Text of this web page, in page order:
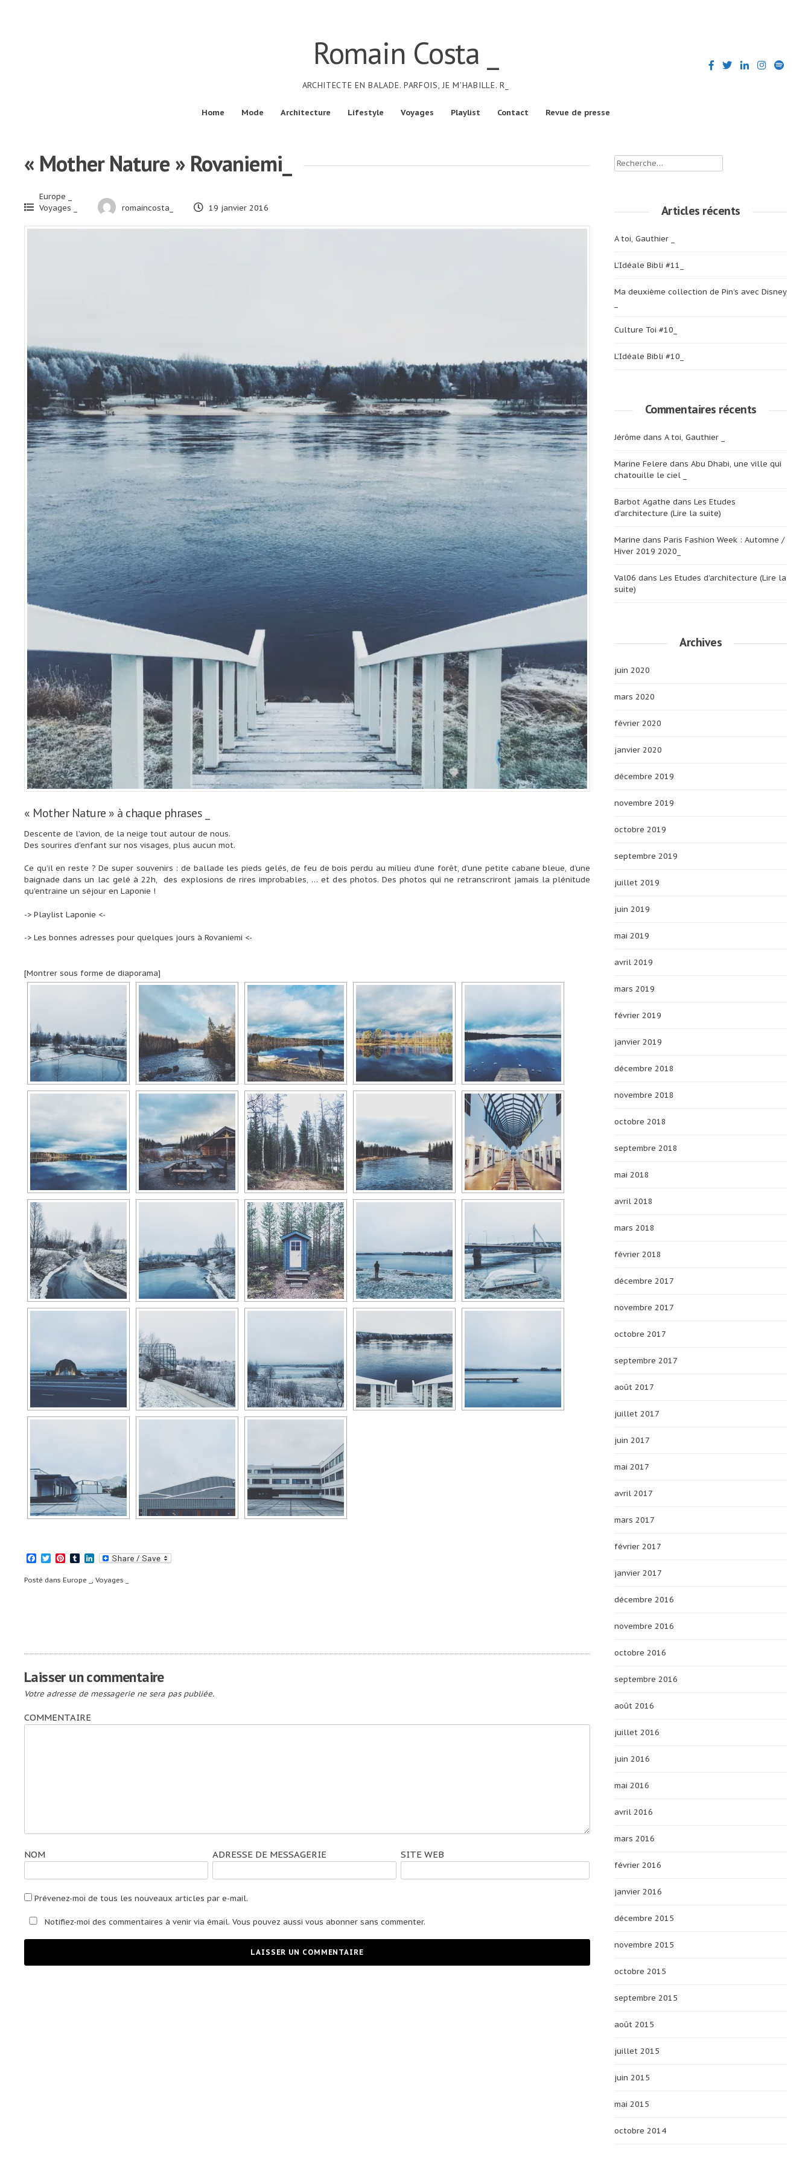
Romain Costa _
ARCHITECTE EN BALADE. PARFOIS, JE M'HABILLE. R_
Home Mode Architecture Lifestyle Voyages Playlist Contact Revue de presse
« Mother Nature » Rovaniemi_
Europe _
Voyages _
romaincosta_ 19 janvier 2016
« Mother Nature » à chaque phrases _
Descente de l’avion, de la neige tout autour de nous.
Des sourires d’enfant sur nos visages, plus aucun mot.
Ce qu’il en reste ? De super souvenirs : de ballade les pieds gelés, de feu de bois perdu au milieu d’une forêt, d’une petite cabane bleue, d’une
baignade dans un lac gelé à 22h, des explosions de rires improbables, … et des photos. Des photos qui ne retranscriront jamais la plénitude
qu’entraine un séjour en Laponie !
-> Playlist Laponie <-
-> Les bonnes adresses pour quelques jours à Rovaniemi <-
[Montrer sous forme de diaporama]
Facebook
TwitterPinterest
TumblrLinkedIn
Posté dans Europe _ Voyages _
l’article
Laisser un commentaire
Votre adresse de messagerie ne sera pas publiée.
COMMENTAIRE
NOM ADRESSE DE MESSAGERIE SITE WEB
Prévenez-moi de tous les nouveaux articles par e-mail.
Notifiez-moi des commentaires à venir via émail. Vous pouvez aussi vous abonner sans commenter.
Rechercher :
Articles récents
A toi, Gauthier _
L’Idéale Bibli #11_
Ma deuxième collection de Pin’s avec Disney
Culture Toi #10_
L’Idéale Bibli #10_
Commentaires récents
Jérôme dans A toi, Gauthier _
Marine Felere dans Abu Dhabi, une ville qui
chatouille le ciel _
Barbot Agathe dans Les Etudes
d’architecture (Lire la suite)
Marine dans Paris Fashion Week : Automne /
Hiver 2019 2020_
Val06 dans Les Etudes d’architecture (Lire la
suite)
Archives
juin 2020
mars 2020
février 2020
janvier 2020
décembre 2019
novembre 2019
octobre 2019
septembre 2019
juillet 2019
juin 2019
mai 2019
avril 2019
mars 2019
février 2019
janvier 2019
décembre 2018
novembre 2018
octobre 2018
septembre 2018
mai 2018
avril 2018
mars 2018
février 2018
décembre 2017
novembre 2017
octobre 2017
septembre 2017
août 2017
juillet 2017
juin 2017
mai 2017
avril 2017
mars 2017
février 2017
janvier 2017
décembre 2016
novembre 2016
octobre 2016
septembre 2016
août 2016
juillet 2016
juin 2016
mai 2016
avril 2016
mars 2016
février 2016
janvier 2016
décembre 2015
novembre 2015
octobre 2015
septembre 2015
août 2015
juillet 2015
juin 2015
mai 2015
octobre 2014